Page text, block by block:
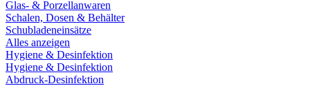
Glas- & Porzellanwaren
Schalen, Dosen & Behälter
Schubladeneinsätze
Alles anzeigen
Hygiene & Desinfektion
Hygiene & Desinfektion
Abdruck-Desinfektion